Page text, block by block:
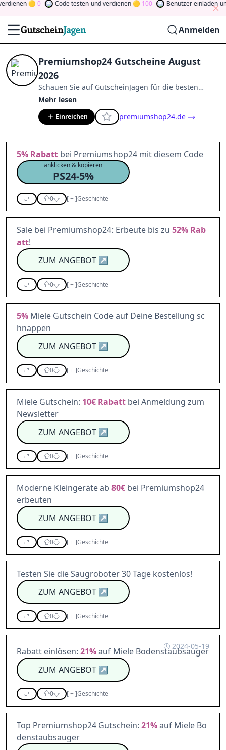
0 Code testen und verdienen 100 Benutzer einladen und
Anmelden
Premiumshop24 Gutscheine August
2026
Schauen Sie auf GutscheinJagen für die besten
Premiumshop24
Mitglied der Community
indem Sie durch Abstimmen, Testen, Teilen und
mehr beitragen.
Drehen Sie den Glücksklee
gewinnen Sie Geld
Mehr lesen
Einreichen premiumshop24.de
5% Rabatt bei Premiumshop24 mit diesem Code
anklicken & kopieren
PS24-5%
0 [+]Geschichte
Sale bei Premiumshop24: Erbeute bis zu 52% Rab
att!
ZUM ANGEBOT↗
0 [+]Geschichte
5% Miele Gutschein Code auf Deine Bestellung sc
hnappen
ZUM ANGEBOT↗
0 [+]Geschichte
Miele Gutschein: 10€ Rabatt bei Anmeldung zum
Newsletter
ZUM ANGEBOT↗
0 [+]Geschichte
Moderne Kleingeräte ab 80€ bei Premiumshop24
erbeuten
ZUM ANGEBOT↗
0 [+]Geschichte
Testen Sie die Saugroboter 30 Tage kostenlos!
ZUM ANGEBOT↗
0 [+]Geschichte
2024-05-19
Rabatt einlösen: 21%auf Miele Bodenstaubsauger
ZUM ANGEBOT↗
0 [+]Geschichte
Top Premiumshop24 Gutschein: 21%auf Miele Bo
denstaubsauger